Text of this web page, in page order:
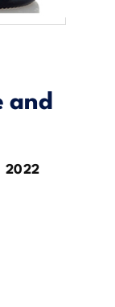
and
2022